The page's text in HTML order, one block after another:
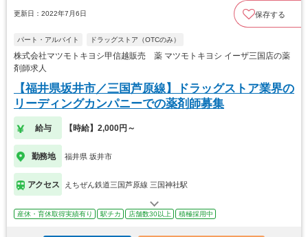
更新日：2022年7月6日 保存する
パート・アルバイト ドラッグストア（OTCのみ）
株式会社マツモトキヨシ甲信越販売 薬 マツモトキヨシ イーザ三国店の薬
剤師求人
【福井県坂井市／三国芦原線】ドラッグストア業界の
リーディングカンパニーでの薬剤師募集
給与 【時給】2,000円～
勤務地 福井県 坂井市
アクセス えちぜん鉄道三国芦原線 三国神社駅
産休・育休取得実績有り 駅チカ 店舗数30以上 積極採用中